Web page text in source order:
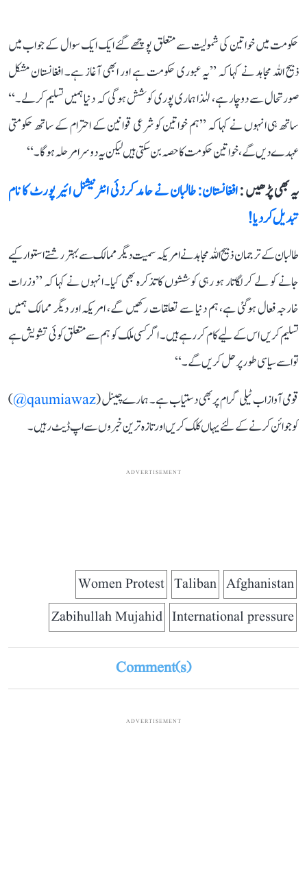
حکومت میں خواتین کی شمولیت سے متعلق پوچھے گئے ایک ایک سوال کے جواب میں
ذبیح اللہ مجاہد نے کہا کہ ’’یہ عبوری حکومت ہے اور ابھی آغاز ہے۔ افغانستان مشکل
صورتحال سے دوچار ہے، لہٰذا ہماری پوری کوشش ہوگی کہ دنیا ہمیں تسلیم کرلے۔‘‘
ساتھ ہی انہوں نے کہا کہ ’’ہم خواتین کو شرعی قوانین کے احترام کے ساتھ حکومتی
عہدے دیں گے، خواتین حکومت کا حصہ بن سکتی ہیں لیکن یہ دوسرا مرحلہ ہوگا۔‘‘
یہ بھی پڑھیں :افغانستان: طالبان نے حامد کرزئی انٹرنیشنل ائیر پورٹ کا نام
تبدیل کر دیا!
طالبان کے ترجمان ذبیح اللہ مجاہد نے امریکہ سمیت دیگر ممالک سے بہتر رشتے استوار کیے
جانے کو لے کر لگاتار ہو رہی کوششوں کا تذکرہ بھی کیا۔ انہوں نے کہا کہ ’’وزرات
خارجہ فعال ہوگئی ہے، ہم دنیا سے تعلقات رکھیں گے، امریکہ اور دیگر ممالک ہمیں
تسلیم کریں اس کے لیے کام کر رہے ہیں۔ اگر کسی ملک کو ہم سے متعلق کوئی تشویش ہے
تو اسے سیاسی طور پر حل کریں گے۔‘‘
قومی آواز اب ٹیلی گرام پر بھی دستیاب ہے۔ ہمارے چینل (qaumiawaz@
)
کو جوائن کرنے کے لئے یہاں کلک کریں اور تازہ ترین خبروں سے اپ ڈیٹ رہیں۔
ADVERTISEMENT
Afghanistan
Taliban
Women Protest
International pressure
Zabihullah Mujahid
Comment(s)
ADVERTISEMENT